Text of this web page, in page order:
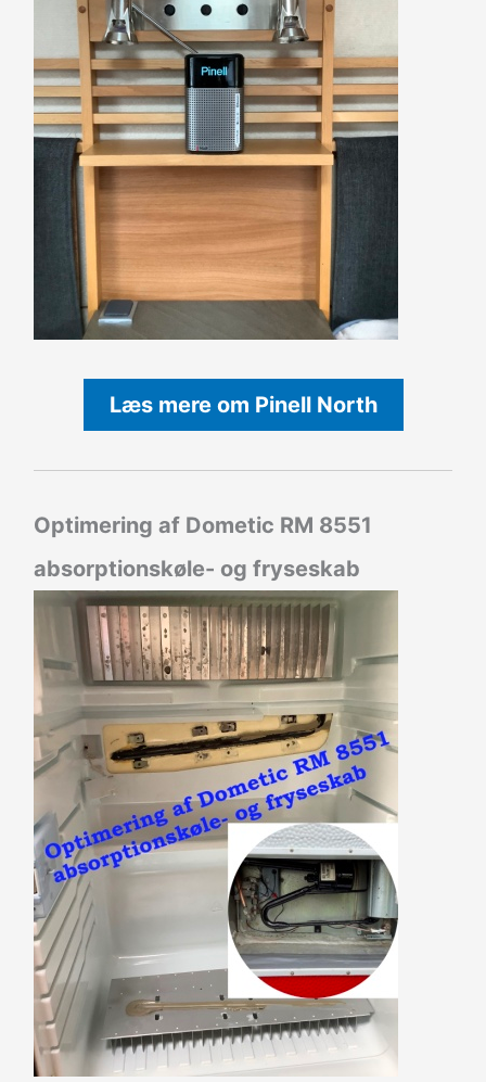
Læs mere om Pinell North
Optimering af Dometic RM 8551
absorptionskøle- og fryseskab